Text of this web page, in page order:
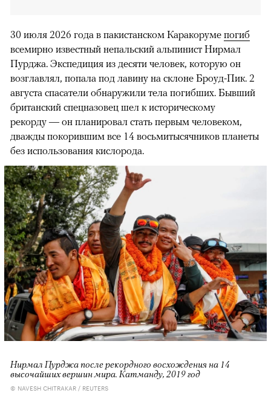
30 июля 2026 года в пакистанском Каракоруме погиб
всемирно известный непальский альпинист Нирмал
Пурджа. Экспедиция из десяти человек, которую он
возглавлял, попала под лавину на склоне Броуд-Пик. 2
августа спасатели обнаружили тела погибших. Бывший
британский спецназовец шел к историческому
рекорду — он планировал стать первым человеком,
дважды покорившим все 14 восьмитысячников планеты
без использования кислорода.
Нирмал Пурджа после рекордного восхождения на 14
высочайших вершин мира. Катманду, 2019 год
© NAVESH CHITRAKAR / REUTERS